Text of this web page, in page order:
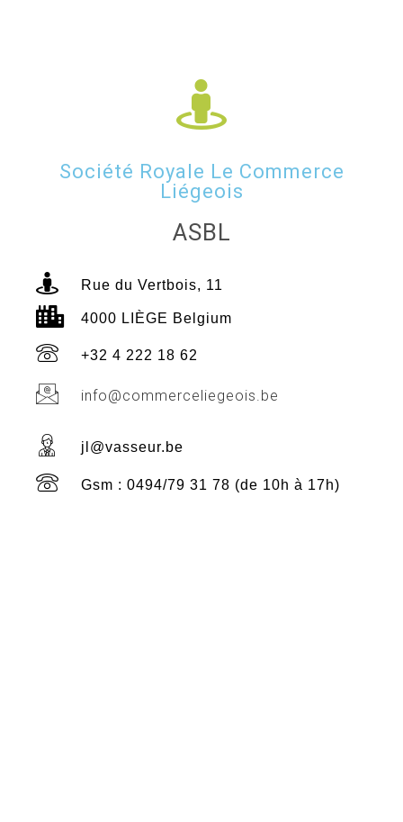
Société Royale Le Commerce
Liégeois
ASBL
Rue du Vertbois, 11
4000 LIÈGE Belgium
+32 4 222 18 62
info@commerceliegeois.be
jl@vasseur.be
Gsm : 0494/79 31 78 (de 10h à 17h)